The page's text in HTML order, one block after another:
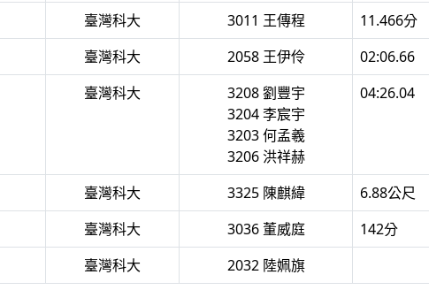
臺灣科大 3011 王傳程 11.466分
臺灣科大 2058 王伊伶 02:06.66
臺灣科大
3208 劉豐宇
3204 李宸宇
3203 何孟羲
3206 洪祥赫
04:26.04
臺灣科大 3325 陳麒緯 6.88公尺
臺灣科大 3036 董威庭 142分
臺灣科大 2032 陸姵旗